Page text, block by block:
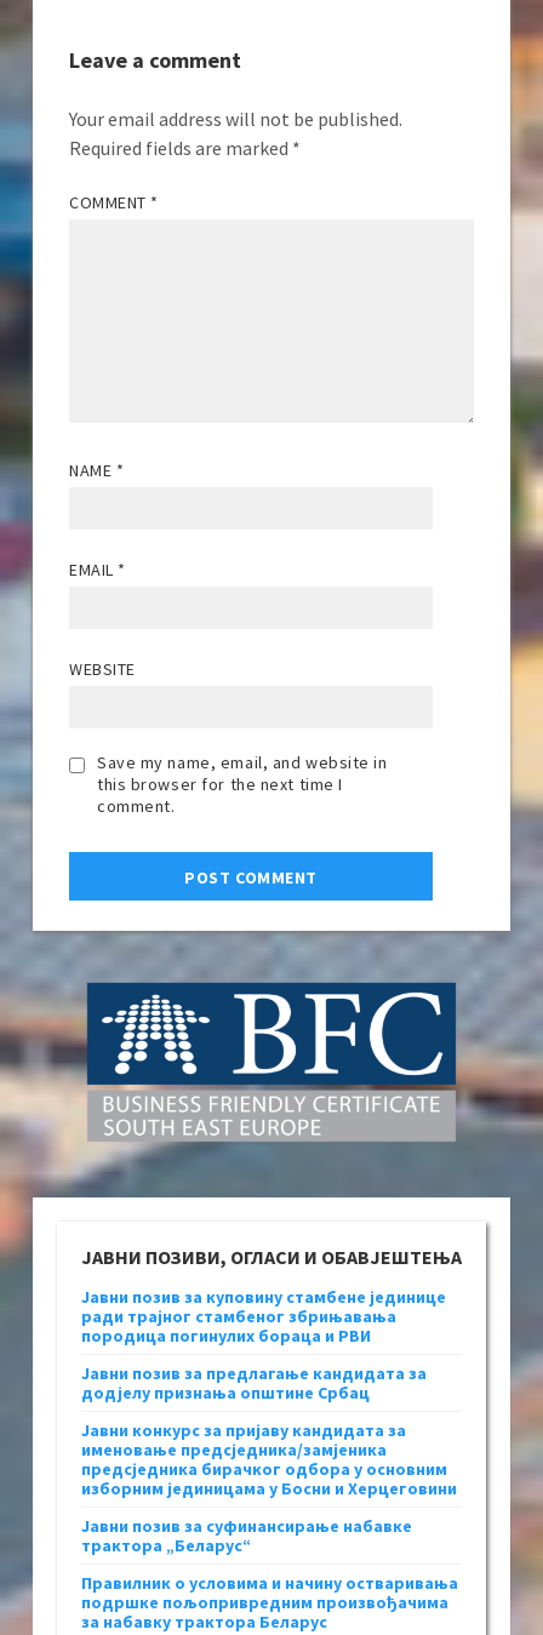
Leave a comment
Your email address will not be published.
Required fields are marked *
COMMENT *
NAME *
EMAIL *
WEBSITE
Save my name, email, and website in
this browser for the next time I
comment.
ЈАВНИ ПОЗИВИ, ОГЛАСИ И ОБАВЈЕШТЕЊА
Јавни позив за куповину стамбене јединице
ради трајног стамбеног збрињавања
породица погинулих бораца и РВИ
Јавни позив за предлагање кандидата за
додјелу признања општине Србац
Јавни конкурс за пријаву кандидата за
именовање предсједника/замјеника
предсједника бирачког одбора у основним
изборним јединицама у Босни и Херцеговини
Јавни позив за суфинансирање набавке
трактора „Беларус“
Правилник о условима и начину остваривања
подршке пољопривредним произвођачима
за набавку трактора Беларус